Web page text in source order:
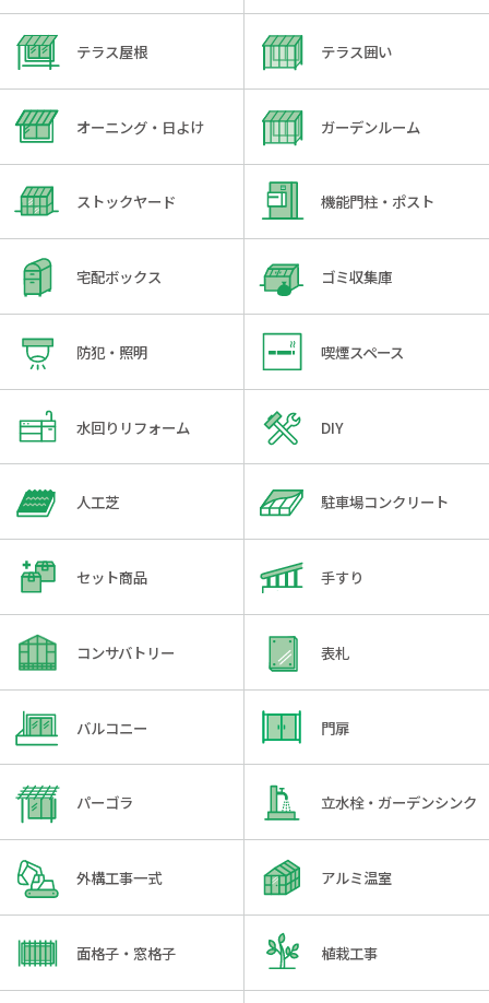
テラス屋根 テラス囲い
オーニング・日よけ ガーデンルーム
ストックヤード 機能門柱・ポスト
宅配ボックス ゴミ収集庫
防犯・照明 喫煙スペース
水回りリフォーム DIY
人工芝 駐車場コンクリート
セット商品 手すり
コンサバトリー 表札
バルコニー 門扉
パーゴラ 立水栓・ガーデンシンク
外構工事一式 アルミ温室
面格子・窓格子 植栽工事